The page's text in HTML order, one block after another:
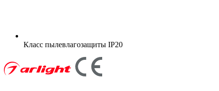
Класс пылевлагозащиты IP20